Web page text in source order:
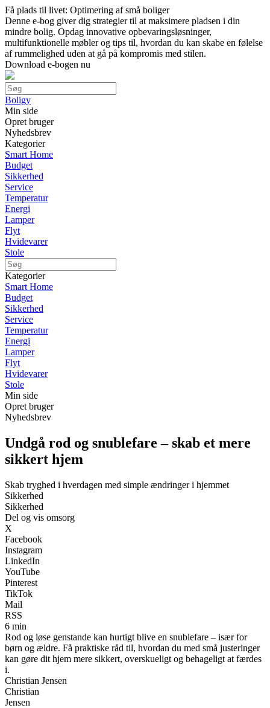
Få plads til livet: Optimering af små boliger
Denne e-bog giver dig strategier til at maksimere pladsen i din
mindre bolig. Opdag innovative opbevaringsløsninger,
multifunktionelle møbler og tips til, hvordan du kan skabe en følelse
af rummelighed uden at gå på kompromis med stilen.
Download e-bogen nu
Boligy
Min side
Opret bruger
Nyhedsbrev
Kategorier
Smart Home
Budget
Sikkerhed
Service
Temperatur
Energi
Lamper
Flyt
Hvidevarer
Stole
Kategorier
Smart Home
Budget
Sikkerhed
Service
Temperatur
Energi
Lamper
Flyt
Hvidevarer
Stole
Min side
Opret bruger
Nyhedsbrev
Undgå rod og snublefare – skab et mere
sikkert hjem
Skab tryghed i hverdagen med simple ændringer i hjemmet
Sikkerhed
Sikkerhed
Del og vis omsorg
X
Facebook
Instagram
LinkedIn
YouTube
Pinterest
TikTok
Mail
RSS
6 min
Rod og løse genstande kan hurtigt blive en snublefare – især for
børn og ældre. Få praktiske råd til, hvordan du med små justeringer
kan gøre dit hjem mere sikkert, overskueligt og behageligt at færdes
i.
Christian Jensen
Christian
Jensen